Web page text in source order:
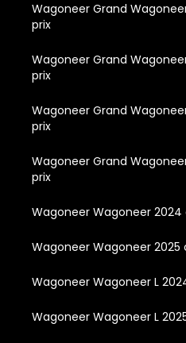
Wagoneer Grand
prix
Wagoneer Grand
prix
Wagoneer Grand
prix
Wagoneer Grand
prix
Wagoneer Wagoneer
Wagoneer Wagoneer
Wagoneer Wagoneer L
Wagoneer Wagoneer L